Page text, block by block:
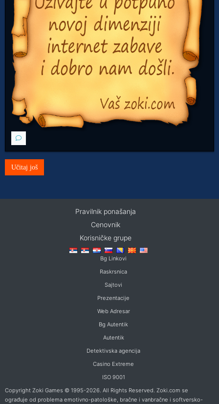
Učitaj još
Pravilnik ponašanja
Cenovnik
Korisničke grupe
Bg Linkovi
Raskrsnica
Sajtovi
Prezentacije
Web Adresar
Bg Autentik
Autentik
Detektivska agencija
Casino Extreme
ISO 9001
Copyright Zoki Games © 1995-2026. All Rights Reserved. Zoki.com se
ograđuje od problema emotivno-patološke, bračne i vanbračne i softversko-